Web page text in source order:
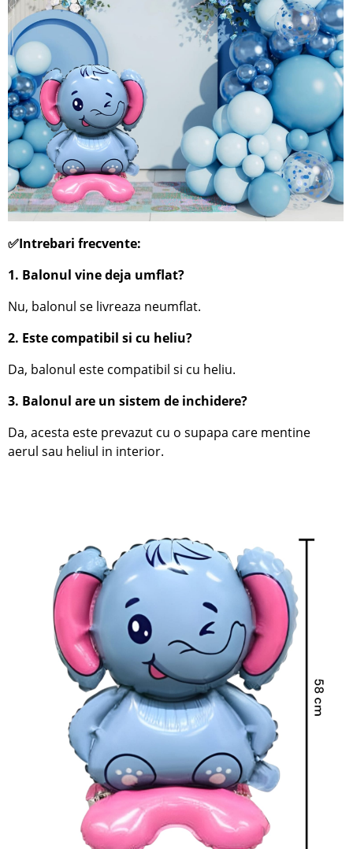
✅Intrebari frecvente:
1. Balonul vine deja umflat?
Nu, balonul se livreaza neumflat.
2. Este compatibil si cu heliu?
Da, balonul este compatibil si cu heliu.
3. Balonul are un sistem de inchidere?
Da, acesta este prevazut cu o supapa care mentine
aerul sau heliul in interior.